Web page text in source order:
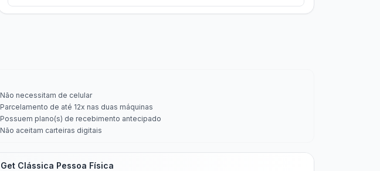
Não necessitam de celular
Parcelamento de até 12x nas duas máquinas
Possuem plano(s) de recebimento antecipado
Não aceitam carteiras digitais
Get Clássica Pessoa Física